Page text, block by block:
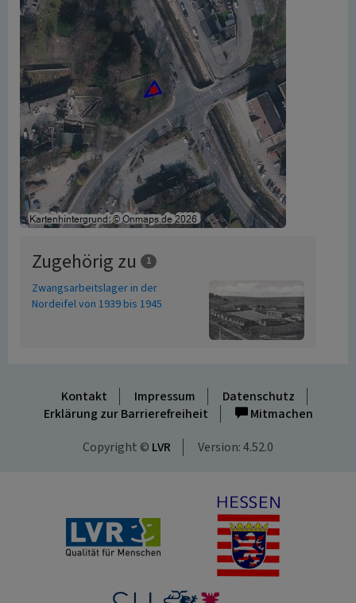
Zugehörig zu 1
Zwangsarbeitslager in der
Nordeifel von 1939 bis 1945
Kontakt Impressum
Datenschutz
Erklärung zur Barrierefreiheit
Mitmachen
Copyright © LVR Version: 4.52.0